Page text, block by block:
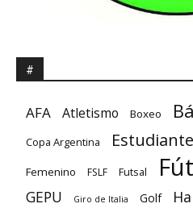
#
AFA Atletismo Boxeo
Copa Argentina
Femenino FSLF Futsal
GEPU Giro de Italia Golf